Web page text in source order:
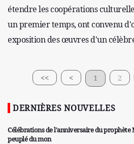
étendre les coopérations
un premier temps, ont convenu
exposition des œuvres d'un
<< < 1 2
DERNIÈRES NOUVELLES
Célébrations de l'anniversaire du prophète
peuplé du mon